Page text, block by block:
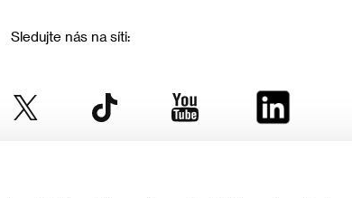
Sledujte nás na síti: